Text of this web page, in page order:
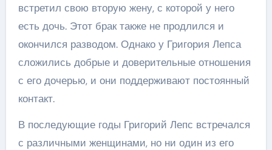
встретил свою вторую жену, с которой у него
есть дочь. Этот брак также не продлился и
окончился разводом. Однако у Григория Лепса
сложились добрые и доверительные отношения
с его дочерью, и они поддерживают постоянный
контакт.
В последующие годы Григорий Лепс встречался
с различными женщинами, но ни один из его